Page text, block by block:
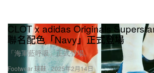
Footwear 球鞋
CLOT x adidas Originals
聯名配色「Navy」正式登場
「海軍藍呼吸」正式登場。
2025年2月14日